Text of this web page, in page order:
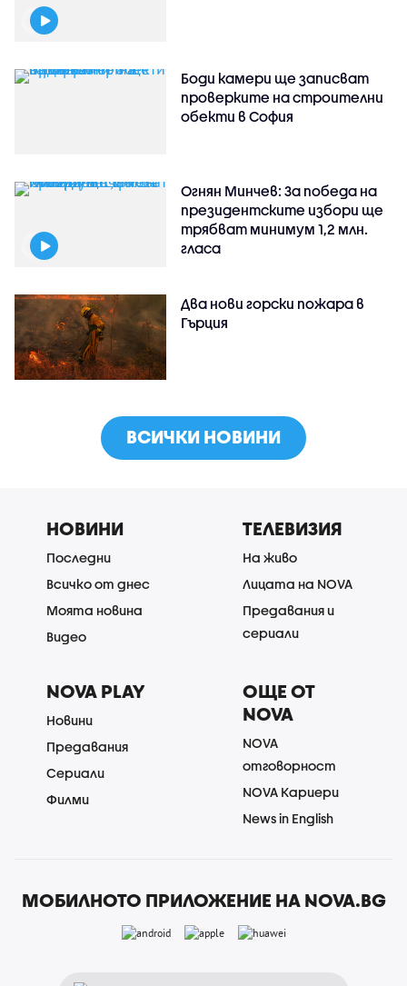
Боди камери ще записват
проверките на строителни
обекти в София
Огнян Минчев: За победа на
президентските избори ще
трябват минимум 1,2 млн.
гласа
Два нови горски пожара в
Гърция
ВСИЧКИ НОВИНИ
НОВИНИ
Последни
Всичко от днес
Моята новина
Видео
ТЕЛЕВИЗИЯ
На живо
Лицата на NOVA
Предавания и
сериали
NOVA PLAY
Новини
Предавания
Сериали
Филми
ОЩЕ ОТ
NOVA
NOVA
отговорност
NOVA Кариери
News in English
МОБИЛНОТО ПРИЛОЖЕНИЕ НА NOVA.BG